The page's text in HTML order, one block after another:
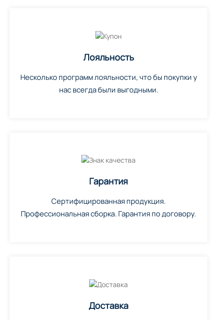
Лояльность
Несколько программ лояльности, что бы покупки у
нас всегда были выгодными.
Гарантия
Сертифицированная продукция.
Профессиональная сборка. Гарантия по договору.
Доставка